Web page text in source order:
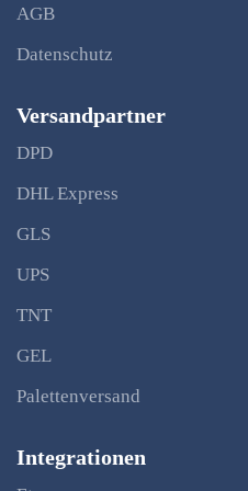
AGB
Datenschutz
Versandpartner
DPD
DHL Express
GLS
UPS
TNT
GEL
Palettenversand
Integrationen